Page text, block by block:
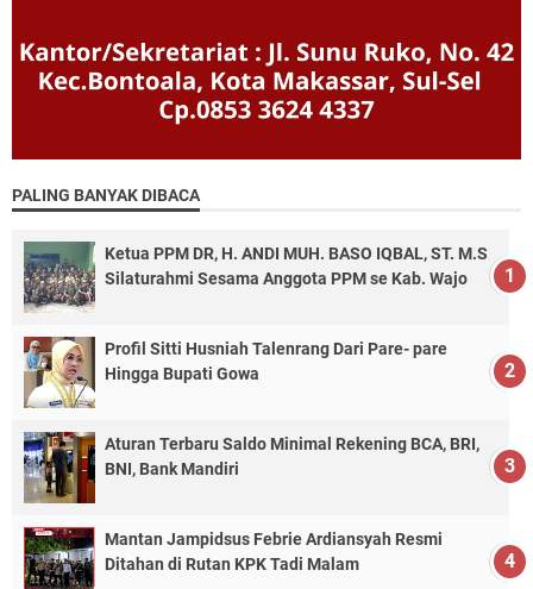
PALING BANYAK DIBACA
Ketua PPM DR, H. ANDI MUH. BASO IQBAL, ST. M.S
Silaturahmi Sesama Anggota PPM se Kab. Wajo
Profil Sitti Husniah Talenrang Dari Pare- pare
Hingga Bupati Gowa
Aturan Terbaru Saldo Minimal Rekening BCA, BRI,
BNI, Bank Mandiri
Mantan Jampidsus Febrie Ardiansyah Resmi
Ditahan di Rutan KPK Tadi Malam